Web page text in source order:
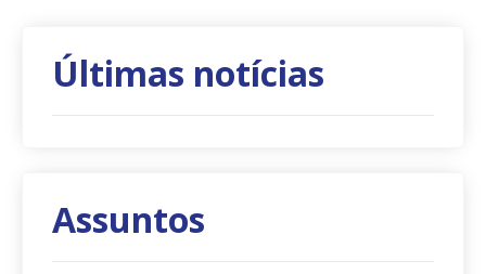
Últimas notícias
Assuntos